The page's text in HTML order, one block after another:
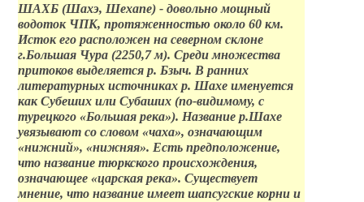
ШАХБ (Шахэ, Шехапе) - довольно мощный
водоток ЧПК, протяженностью около 60 км.
Исток его расположен на северном склоне
г.Большая Чура (2250,7 м). Среди множества
притоков выделяется р. Бзыч. В ранних
литературных источниках р. Шахе именуется
как Субеших или Субаших (по-видимому, с
турецкого «Большая река»). Название р.Шахе
увязывают со словом «чаха», означающим
«нижний», «нижняя». Есть предположение,
что название тюркского происхождения,
означающее «царская река». Существует
мнение, что название имеет шапсугские корни и